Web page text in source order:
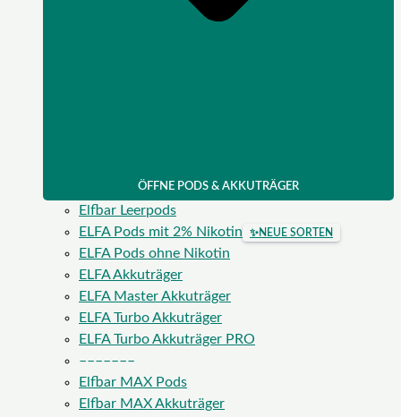
ÖFFNE PODS & AKKUTRÄGER
Elfbar Leerpods
ELFA Pods mit 2% Nikotin
✨NEUE SORTEN
ELFA Pods ohne Nikotin
ELFA Akkuträger
ELFA Master Akkuträger
ELFA Turbo Akkuträger
ELFA Turbo Akkuträger PRO
–––––––
Elfbar MAX Pods
Elfbar MAX Akkuträger